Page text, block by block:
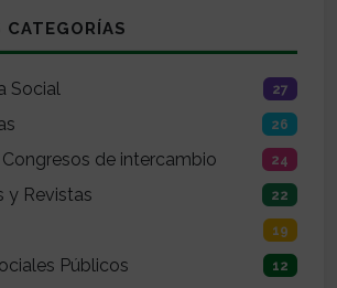
CATEGORÍAS
Social 27
26
de intercambio 24
y Revistas 22
19
Públicos 12